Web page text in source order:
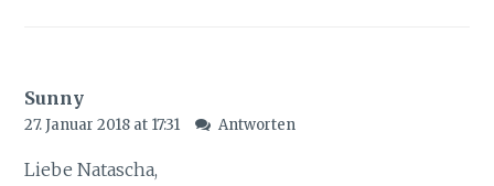
Sunny
27. Januar 2018 at 17:31 Antworten
Liebe Natascha,